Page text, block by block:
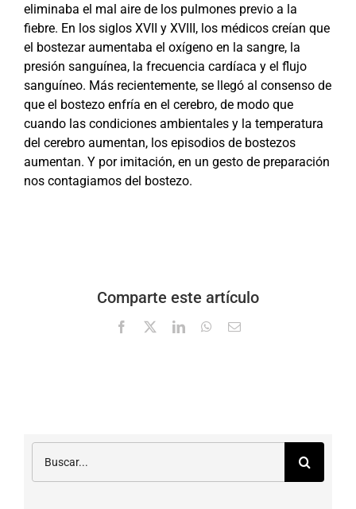
eliminaba el mal aire de los pulmones previo a la
fiebre. En los siglos XVII y XVIII, los médicos creían que
el bostezar aumentaba el oxígeno en la sangre, la
presión sanguínea, la frecuencia cardíaca y el flujo
sanguíneo. Más recientemente, se llegó al consenso de
que el bostezo enfría en el cerebro, de modo que
cuando las condiciones ambientales y la temperatura
del cerebro aumentan, los episodios de bostezos
aumentan. Y por imitación, en un gesto de preparación
nos contagiamos del bostezo.
Comparte este artículo
Facebook LinkedInWhatsApp
Correo